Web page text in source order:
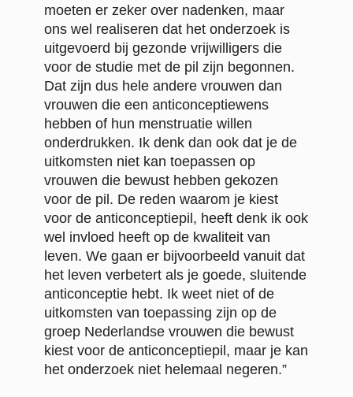
moeten er zeker over nadenken, maar
ons wel realiseren dat het onderzoek is
uitgevoerd bij gezonde vrijwilligers die
voor de studie met de pil zijn begonnen.
Dat zijn dus hele andere vrouwen dan
vrouwen die een anticonceptiewens
hebben of hun menstruatie willen
onderdrukken. Ik denk dan ook dat je de
uitkomsten niet kan toepassen op
vrouwen die bewust hebben gekozen
voor de pil. De reden waarom je kiest
voor de anticonceptiepil, heeft denk ik ook
wel invloed heeft op de kwaliteit van
leven. We gaan er bijvoorbeeld vanuit dat
het leven verbetert als je goede, sluitende
anticonceptie hebt. Ik weet niet of de
uitkomsten van toepassing zijn op de
groep Nederlandse vrouwen die bewust
kiest voor de anticonceptiepil, maar je kan
het onderzoek niet helemaal negeren.”